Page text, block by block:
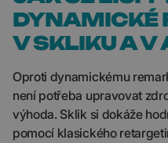
DYNAMICKÉ
V SKLIKU A V
Oproti dynamickému
není potřeba upravovat
výhoda. Sklik si dokáže
pomocí klasického